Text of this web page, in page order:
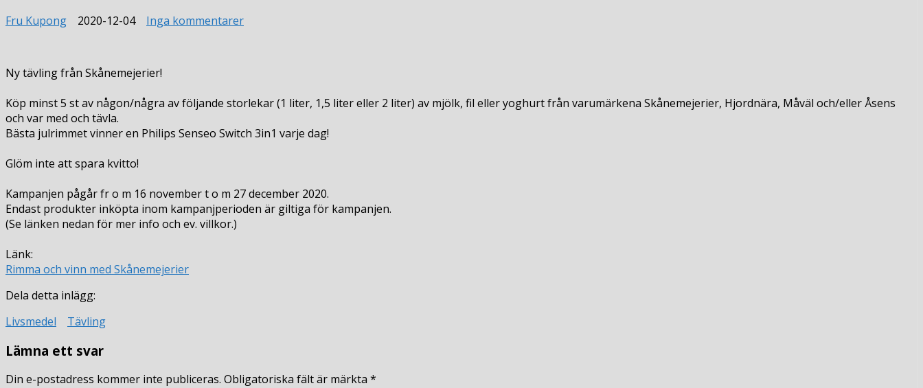
Fru Kupong 2020-12-04 Inga kommentarertill
Skånemejerier
Ny tävling från Skånemejerier!
Köp minst 5 st av någon/några av följande storlekar (1 liter, 1,5 liter eller 2 liter) av mjölk, fil eller yoghurt från varumärkena Skånemejerier, Hjordnära, Måväl och/eller Åsens
och var med och tävla.
Bästa julrimmet vinner en Philips Senseo Switch 3in1 varje dag!
Glöm inte att spara kvitto!
Kampanjen pågår fr o m 16 november t o m 27 december 2020.
Endast produkter inköpta inom kampanjperioden är giltiga för kampanjen.
(Se länken nedan för mer info och ev. villkor.)
Länk:
Rimma och vinn med Skånemejerier
Dela detta inlägg:
Livsmedel
Tävling
Lämna ett svar
Din e-postadress kommer inte publiceras. Obligatoriska fält är märkta *